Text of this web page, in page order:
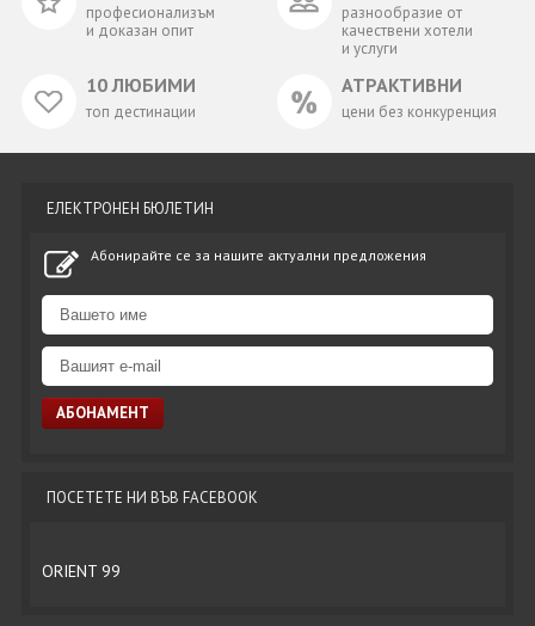
професионализъм
и доказан опит
разнообразие от
качествени хотели
и услуги
10 ЛЮБИМИ
топ дестинации
АТРАКТИВНИ
цени без конкуренция
ЕЛЕКТРОНЕН БЮЛЕТИН
Абонирайте се за нашите актуални предложения
ПОСЕТЕТЕ НИ ВЪВ FACEBOOK
ORIENT 99